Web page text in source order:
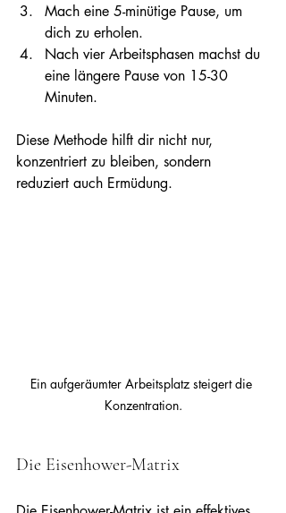
Mach eine 5-minütige Pause, um
dich zu erholen.
Nach vier Arbeitsphasen machst du
eine längere Pause von 15-30
Minuten.
Diese Methode hilft dir nicht nur,
konzentriert zu bleiben, sondern
reduziert auch Ermüdung.
Ein aufgeräumter Arbeitsplatz steigert die
Konzentration.
Die Eisenhower-Matrix